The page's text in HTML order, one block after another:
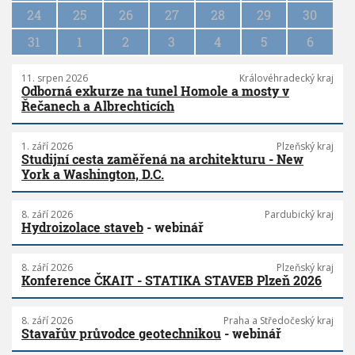
24
25 26 27 28 29
30
31
1 2 3 4 5 6
11. srpen 2026 Královéhradecký kraj
Odborná exkurze na tunel Homole a mosty v
Řečanech a Albrechticích
1. září 2026 Plzeňský kraj
Studijní cesta zaměřená na architekturu - New
York a Washington, D.C.
8. září 2026 Pardubický kraj
Hydroizolace staveb - webinář
8. září 2026 Plzeňský kraj
Konference ČKAIT - STATIKA STAVEB Plzeň 2026
8. září 2026 Praha a Středočeský kraj
Stavařův průvodce geotechnikou - webinář